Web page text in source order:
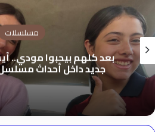
مسلسلات
بعد كلهم بيحبوا مودي..
جديد داخل أحداث